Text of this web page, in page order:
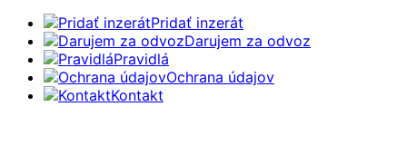
Pridať inzerát
Darujem za odvoz
Pravidlá
Ochrana údajov
Kontakt